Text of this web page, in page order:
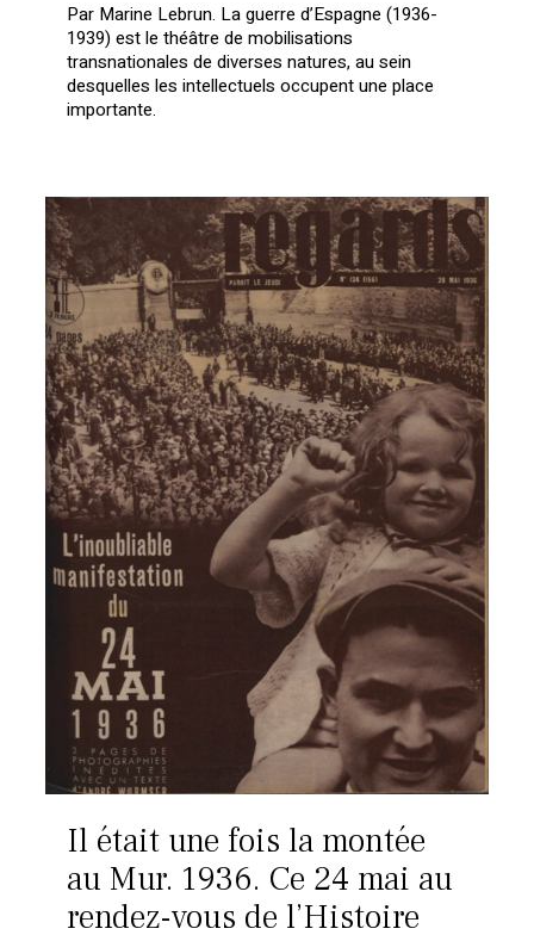
Par Marine Lebrun. La guerre d’Espagne (1936-
1939) est le théâtre de mobilisations
transnationales de diverses natures, au sein
desquelles les intellectuels occupent une place
importante.
Il était une fois la montée
au Mur. 1936. Ce 24 mai au
rendez-vous de l’Histoire